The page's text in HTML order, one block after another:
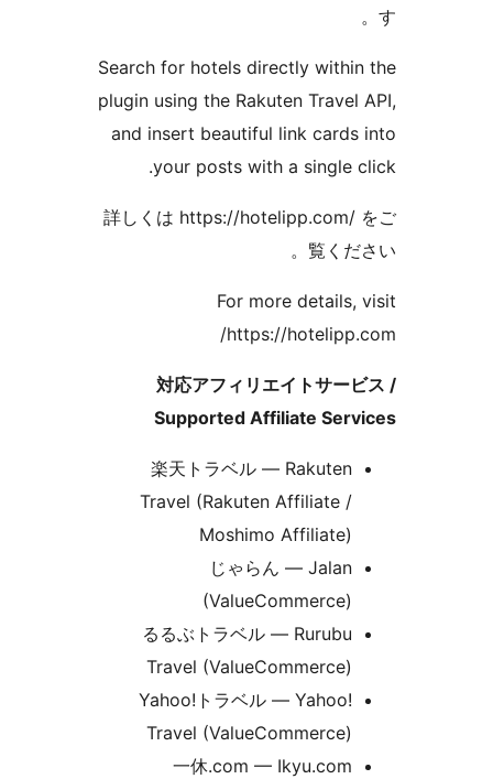
Search for hotels directly
plugin using the Rakuten
and insert beautiful link
your posts with a single
詳しくは https://hotelipp.com/
For more
https://
対応アフィリエイトサー
Supported Affiliate
楽天トラベル — Rakuten
Travel (Rakuten Affiliate /
Moshimo Affiliate)
じゃらん — Jalan
(ValueCommerce)
るるぶトラベル — Rurubu
Travel (ValueCommerce)
Yahoo!トラベル — Yahoo!
Travel (ValueCommerce)
一休.com — Ikyu.com